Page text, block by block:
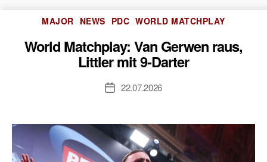
Kategorien
MAJOR NEWS PDC WORLD MATCHPLAY
World Matchplay: Van Gerwen raus,
Littler mit 9-Darter
Veröffentlichungsdatum
22.07.2026